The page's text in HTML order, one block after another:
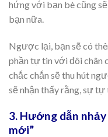
hứng với bạn bè cũng
bạn nữa.
Ngược lại, bạn sẽ có
phần tự tin với đôi chân
chắc chắn sẽ thu hút
sẽ nhận thấy rằng, sự
3. Hướng dẫn
mới”